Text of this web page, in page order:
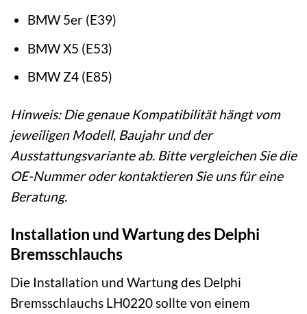
BMW 5er (E39)
BMW X5 (E53)
BMW Z4 (E85)
Hinweis: Die genaue Kompatibilität hängt vom
jeweiligen Modell, Baujahr und der
Ausstattungsvariante ab. Bitte vergleichen Sie die
OE-Nummer oder kontaktieren Sie uns für eine
Beratung.
Installation und Wartung des Delphi
Bremsschlauchs
Die Installation und Wartung des Delphi
Bremsschlauchs LH0220 sollte von einem